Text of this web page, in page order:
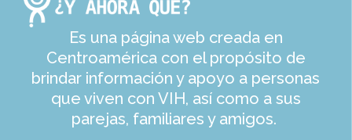
Es una página web creada en
Centroamérica con el propósito de
brindar información y apoyo a personas
que viven con VIH, así como a sus
parejas, familiares y amigos.